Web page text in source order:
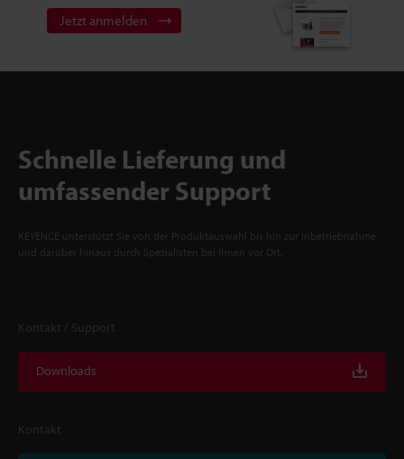
Jetzt anmelden
Schnelle Lieferung und
umfassender Support
KEYENCE unterstützt Sie von der Produktauswahl bis hin zur Inbetriebnahme
und darüber hinaus durch Spezialisten bei Ihnen vor Ort.
Kontakt / Support
Downloads
Kontakt